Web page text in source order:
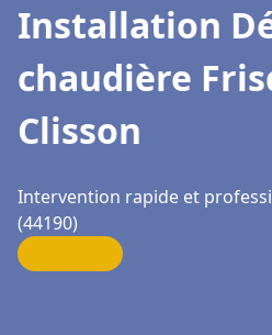
Installation
chaudière
Clisson
Intervention rapide et
(44190)